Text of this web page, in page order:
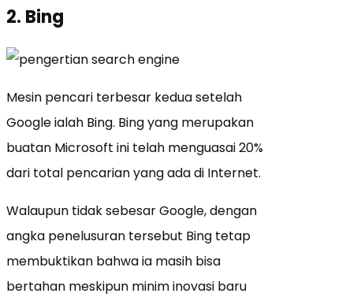
2. Bing
Mesin pencari terbesar kedua setelah
Google ialah Bing. Bing yang merupakan
buatan Microsoft ini telah menguasai 20%
dari total pencarian yang ada di Internet.
Walaupun tidak sebesar Google, dengan
angka penelusuran tersebut Bing tetap
membuktikan bahwa ia masih bisa
bertahan meskipun minim inovasi baru